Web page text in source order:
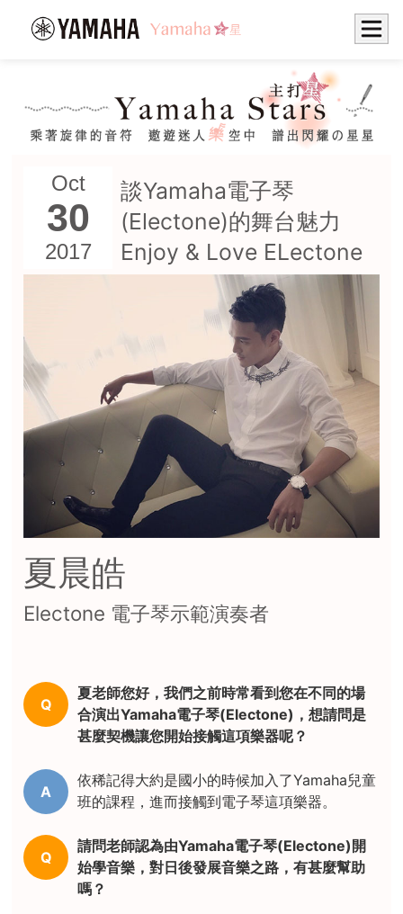
Oct
30
2017
談Yamaha電子琴
(Electone)的舞台魅力
Enjoy & Love ELectone
夏晨皓
Electone 電子琴示範演奏者
Q
夏老師您好，我們之前時常看到您在不同的場
合演出Yamaha電子琴(Electone)，想請問是
甚麼契機讓您開始接觸這項樂器呢？
A
依稀記得大約是國小的時候加入了Yamaha兒童
班的課程，進而接觸到電子琴這項樂器。
Q
請問老師認為由Yamaha電子琴(Electone)開
始學音樂，對日後發展音樂之路，有甚麼幫助
嗎？